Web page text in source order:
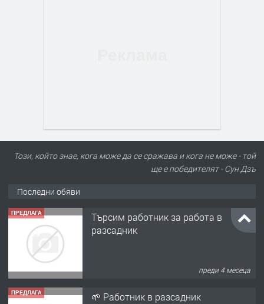
Този, който знае, кога може да се сражава и кога не може - той
ще е победителят - Сун Дзъ
Последни обяви
ПРЕДЛАГА
Търсим работник за работа в
разсадник
преди 4 месеца
ПРЕДЛАГА 🌱 Работник в разсадник